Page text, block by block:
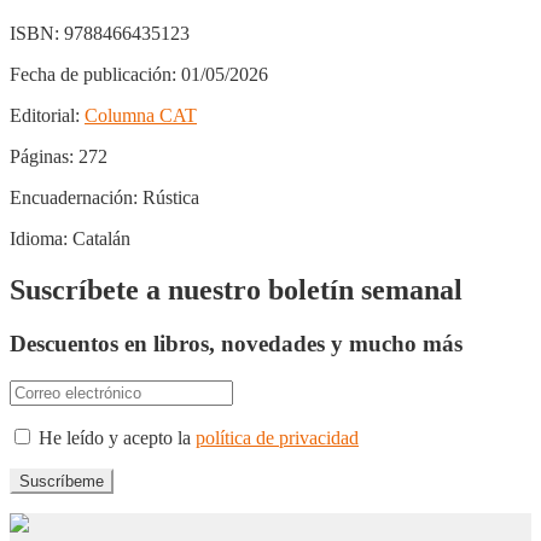
ISBN: 9788466435123
Fecha de publicación: 01/05/2026
Editorial: Columna CAT
Páginas: 272
Encuadernación: Rústica
Idioma: Catalán
Suscríbete a nuestro boletín semanal
Descuentos en libros, novedades y mucho más
He leído y acepto la política de privacidad